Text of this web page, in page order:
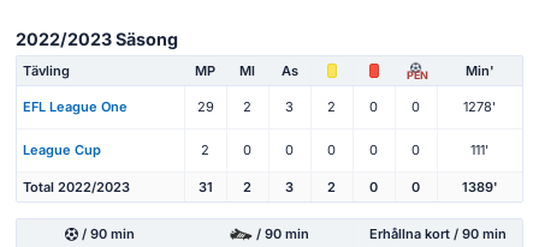
2022/2023 Säsong
Tävling MP Ml As PEN Min'
EFL League One 29 2 3 2 0 0 1278'
League Cup 2 0 0 0 0 0 111'
Total 2022/2023 31 2 3 2 0 0 1389'
/ 90 min / 90 min Erhållna kort / 90 min